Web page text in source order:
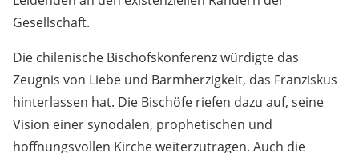
Gesellschaft.
Die chilenische Bischofskonferenz würdigte das
Zeugnis von Liebe und Barmherzigkeit, das Franziskus
hinterlassen hat. Die Bischöfe riefen dazu auf, seine
Vision einer synodalen, prophetischen und
hoffnungsvollen Kirche weiterzutragen. Auch die